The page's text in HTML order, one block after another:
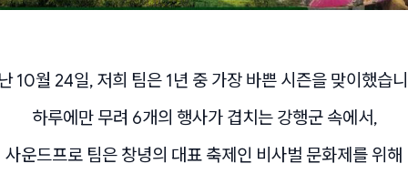
10월 24일, 저희 팀은 1년 중 가장 바쁜 시즌을 맞이했습
하루에만 무려 6개의 행사가 겹치는 강행군 속에서,
사운드프로 팀은 창녕의 대표 축제인 비사벌 문화제를 위해